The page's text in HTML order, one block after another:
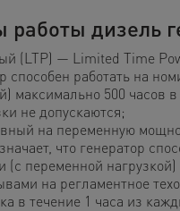
дизель
(LTP) — Limited Time
способен работать на
максимально 500 часов
не допускаются;
на переменную
что генератор
(с переменной
на регламентное
в течение 1 часа из